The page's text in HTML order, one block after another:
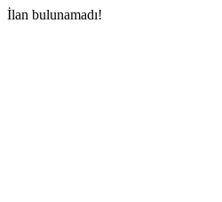
İlan bulunamadı!